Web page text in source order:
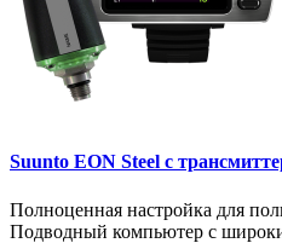
Suunto EON Steel с
Полноценная настройка для
Подводный компьютер с